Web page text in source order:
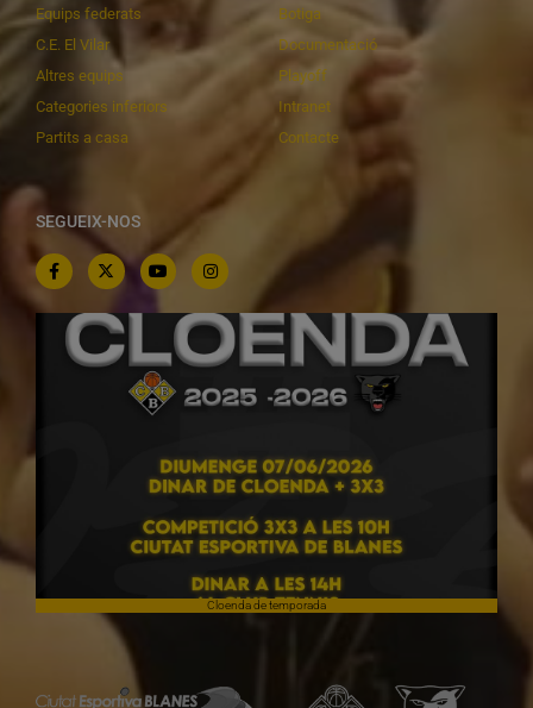
Equips federats
C.E. El Vilar
Altres equips
Categories inferiors
Partits a casa
Botiga
Documentació
Playoff
Intranet
Contacte
SEGUEIX-NOS
Cloenda de temporada